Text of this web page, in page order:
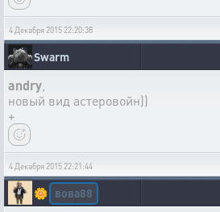
4 Декабря 2015 22:20:38
Swarm
andry
новый вид астеровойн))
+
4 Декабря 2015 22:21:44
🌼 вова88